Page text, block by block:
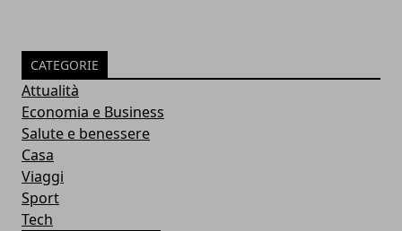
CATEGORIE
Attualità
Economia e Business
Salute e benessere
Casa
Viaggi
Sport
Tech